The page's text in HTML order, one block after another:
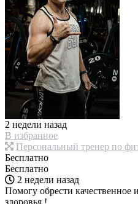
2 недели назад
В избранное
Персональный тренер по
Бесплатно
Бесплатно
2 недели назад
Помогу обрести качественное
здоровья !